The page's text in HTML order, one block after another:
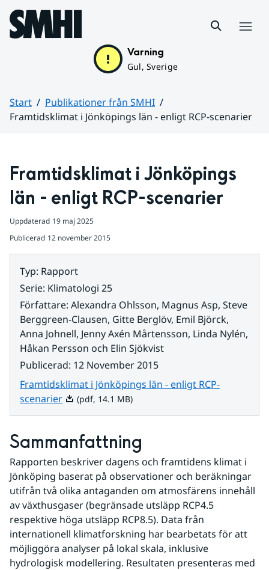
Hoppa till sidans innehåll
Varning
Gul, Sverige
Start
Publikationer från SMHI
Framtidsklimat i Jönköpings län - enligt RCP-scenarier
Framtidsklimat i Jönköpings
län - enligt RCP-scenarier
Uppdaterad 19 maj 2025
Publicerad 12 november 2015
Typ: Rapport
Serie: Klimatologi 25
Författare: Alexandra Ohlsson, Magnus Asp, Steve
Berggreen-Clausen, Gitte Berglöv, Emil Björck,
Anna Johnell, Jenny Axén Mårtensson, Linda Nylén,
Håkan Persson och Elin Sjökvist
Publicerad: 12 November 2015
Framtidsklimat i Jönköpings län - enligt RCP-
scenarierPdf, 14.1 MB.
(pdf, 14.1 MB)
Sammanfattning
Rapporten beskriver dagens och framtidens klimat i
Jönköping baserat på observationer och beräkningar
utifrån två olika antaganden om atmosfärens innehåll
av växthusgaser (begränsade utsläpp RCP4.5
respektive höga utsläpp RCP8.5). Data från
internationell klimatforskning har bearbetats för att
möjliggöra analyser på lokal skala, inklusive
hydrologisk modellering. Resultaten presenteras med